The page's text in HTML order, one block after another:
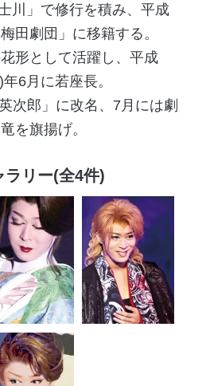
川」で修行を積み、平成
田劇団」に移籍する。
花形として活躍し、平成
6月に若座長。
次郎」に改名、7月には劇
を旗揚げ。
ラリー(全4件)